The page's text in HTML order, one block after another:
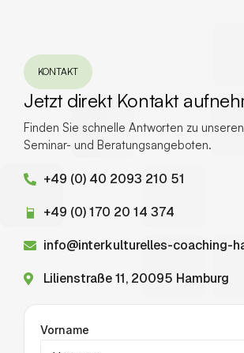
KONTAKT
Jetzt direkt Kontakt
Finden Sie schnelle Antworten zu
Seminar- und Beratungsangeboten.
+49 (0) 40 2093 210 51
+49 (0) 170 20 14 374
info@interkulturelles-coaching-
Lilienstraße 11, 20095 Hamburg
Vorname